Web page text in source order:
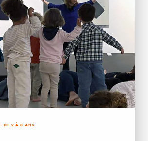
- DE 2 À 3 ANS